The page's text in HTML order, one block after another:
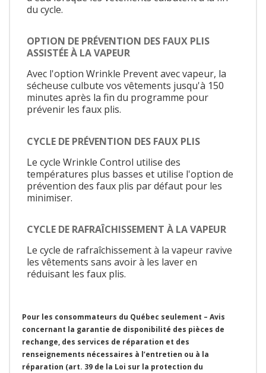
du cycle.
OPTION DE PRÉVENTION DES FAUX PLIS
ASSISTÉE À LA VAPEUR
Avec l'option Wrinkle Prevent avec vapeur, la
sécheuse culbute vos vêtements jusqu'à 150
minutes après la fin du programme pour
prévenir les faux plis.
CYCLE DE PRÉVENTION DES FAUX PLIS
Le cycle Wrinkle Control utilise des
températures plus basses et utilise l'option de
prévention des faux plis par défaut pour les
minimiser.
CYCLE DE RAFRAÎCHISSEMENT À LA VAPEUR
Le cycle de rafraîchissement à la vapeur ravive
les vêtements sans avoir à les laver en
réduisant les faux plis.
Pour les consommateurs du Québec seulement – Avis
concernant la garantie de disponibilité des pièces de
rechange, des services de réparation et des
renseignements nécessaires à l’entretien ou à la
réparation (art. 39 de la Loi sur la protection du